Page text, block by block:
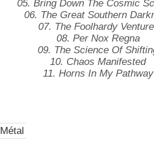
05. Bring Down The Cosmic
06. The Great Southern
07. The Foolhardy
08. Per Nox Regna
09. The Science Of
10. Chaos Manifested
11. Horns In My Pathway
Métal